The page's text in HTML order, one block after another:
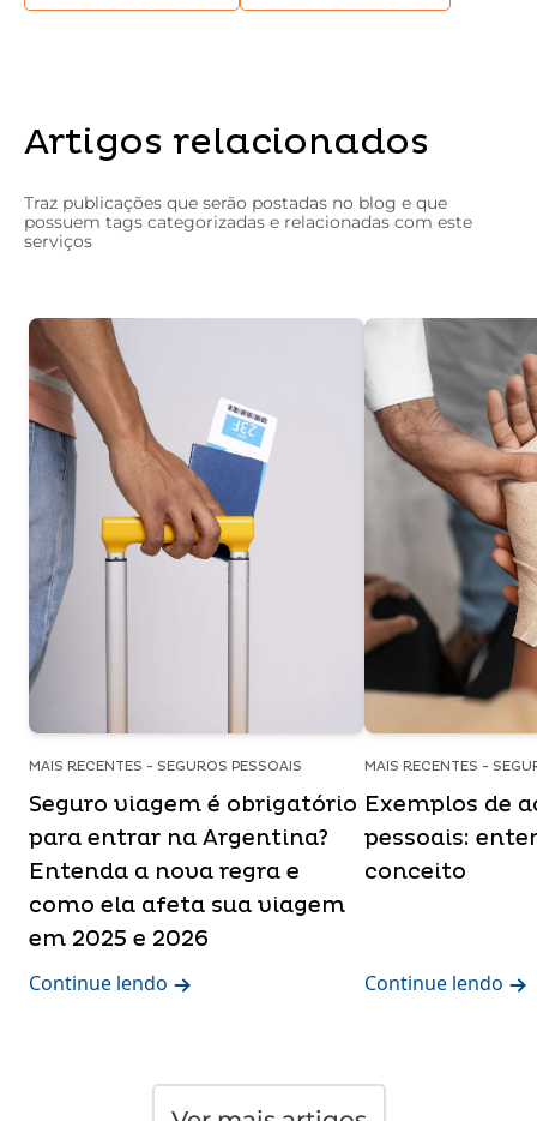
Artigos relacionados
Traz publicações que serão postadas no blog e que
possuem tags categorizadas e relacionadas com este
serviços
MAIS RECENTES - SEGUROS PESSOAIS
Seguro viagem é obrigatório
para entrar na Argentina?
Entenda a nova regra e
como ela afeta sua viagem
em 2025 e 2026
Continue lendo
MAIS RECENTES -
Exemplos de
pessoais:
conceito
Continue lendo